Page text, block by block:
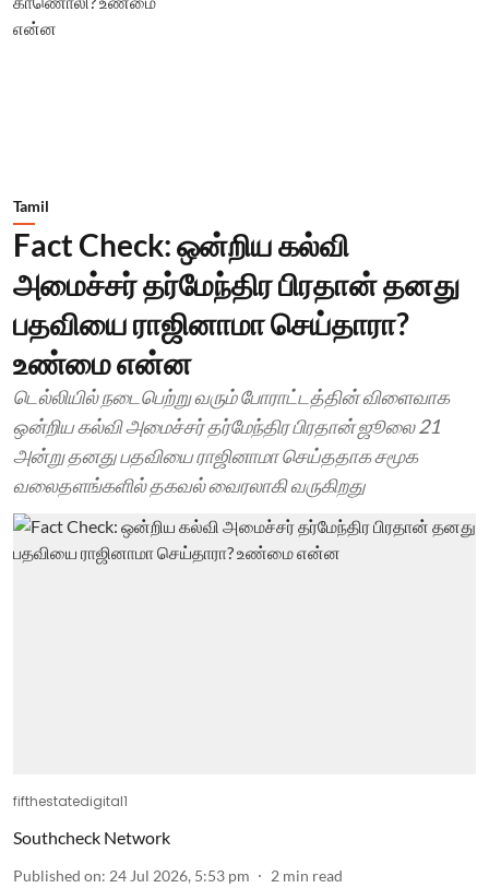
Tamil
Fact Check: ஒன்றிய கல்வி
அமைச்சர் தர்மேந்திர பிரதான் தனது
பதவியை ராஜினாமா செய்தாரா?
உண்மை என்ன
டெல்லியில் நடைபெற்று வரும் போராட்டத்தின் விளைவாக
ஒன்றிய கல்வி அமைச்சர் தர்மேந்திர பிரதான் ஜூலை 21
அன்று தனது பதவியை ராஜினாமா செய்ததாக சமூக
வலைதளங்களில் தகவல் வைரலாகி வருகிறது
fifthestatedigital1
Southcheck Network
Published on: 24 Jul 2026, 5:53 pm 2 min read